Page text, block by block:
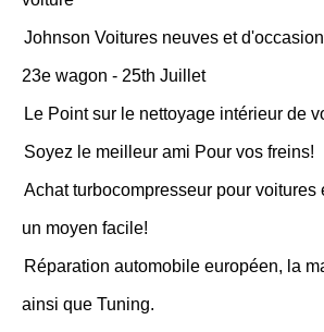
Johnson Voitures neuves et
23e wagon - 25th Juillet
Le Point sur le nettoyage intérieur de
Soyez le meilleur ami Pour vos freins!
Achat turbocompresseur pour voitures
un moyen facile!
Réparation automobile européen, la
ainsi que Tuning.